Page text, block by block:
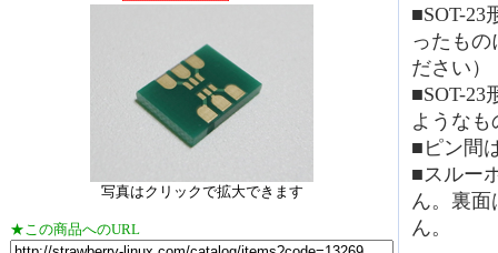
写真はクリックで拡大できます
★この商品へのURL
■SOT-23
ったも
ださい）
■SOT-23
ような
■ピン間
■スルー
ん。裏
ん。